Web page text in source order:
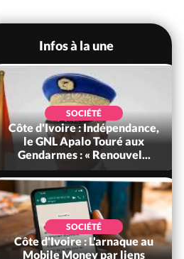
Infos à la une
SOCIÉTÉ
Côte d'Ivoire : Indépendance,
le GNL Apalo Touré aux
Gendarmes : « Renouvel...
SOCIÉTÉ
Côte d'Ivoire : L'arnaque au
Mobile Money par liens